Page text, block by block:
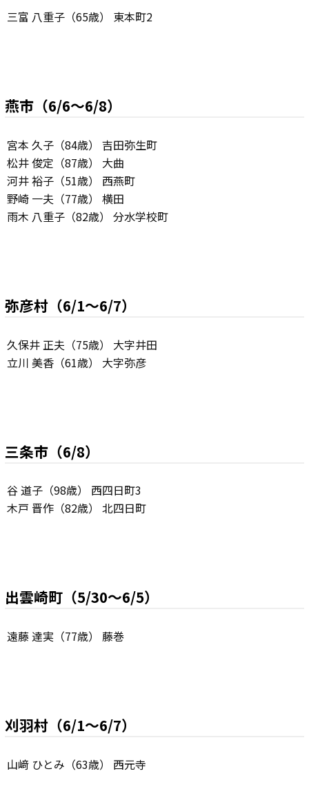
三富 八重子（65歳） 東本町2
燕市（6/6～6/8）
宮本 久子（84歳） 吉田弥生町
松井 俊定（87歳） 大曲
河井 裕子（51歳） 西燕町
野崎 一夫（77歳） 横田
雨木 八重子（82歳） 分水学校町
弥彦村（6/1～6/7）
久保井 正夫（75歳） 大字井田
立川 美香（61歳） 大字弥彦
三条市（6/8）
谷 道子（98歳） 西四日町3
木戸 晋作（82歳） 北四日町
出雲崎町（5/30～6/5）
遠藤 達実（77歳） 藤巻
刈羽村（6/1～6/7）
山﨑 ひとみ（63歳） 西元寺